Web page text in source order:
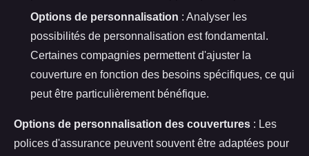
Options de personnalisation : Analyser les
possibilités de personnalisation est fondamental.
Certaines compagnies permettent d'ajuster la
couverture en fonction des besoins spécifiques, ce qui
peut être particulièrement bénéfique.
Options de personnalisation des couvertures : Les
polices d'assurance peuvent souvent être adaptées pour